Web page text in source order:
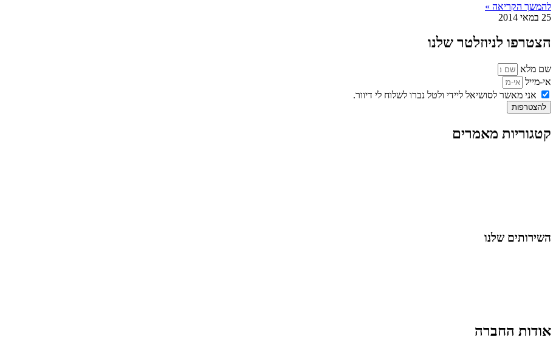
להמשך הקריאה »
25 במאי 2014
הצטרפו לניוזלטר שלנו
שם מלא
אי-מייל
אני מאשר לסושיאל ליידי ולטל נברו לשלוח לי דיוור.
להצטרפות
קטגוריות מאמרים
השירותים שלנו
אודות החברה